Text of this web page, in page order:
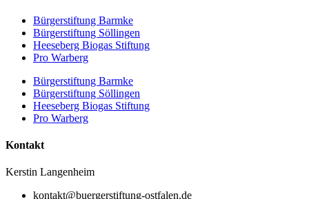
Bürgerstiftung Barmke
Bürgerstiftung Söllingen
Heeseberg Biogas Stiftung
Pro Warberg
Bürgerstiftung Barmke
Bürgerstiftung Söllingen
Heeseberg Biogas Stiftung
Pro Warberg
Kontakt
Kerstin Langenheim
kontakt@buergerstiftung-ostfalen.de